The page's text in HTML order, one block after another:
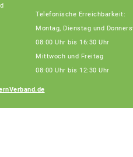
Telefonische Erreichbarkeit:
Montag, Dienstag und
08:00 Uhr bis 16:30 Uhr
Mittwoch und Freitag
08:00 Uhr bis 12:30 Uhr